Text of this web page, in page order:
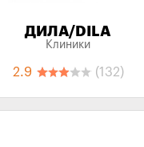
ДИЛА/DILA
Клиники
2.9 (132)